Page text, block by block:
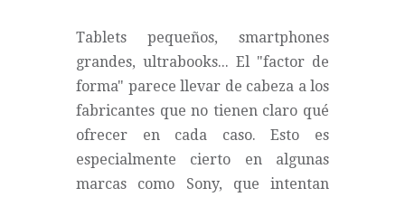
Tablets pequeños, smartphones
grandes, ultrabooks... El "factor de
forma" parece llevar de cabeza a los
fabricantes que no tienen claro qué
ofrecer en cada caso. Esto es
especialmente cierto en algunas
marcas como Sony, que intentan